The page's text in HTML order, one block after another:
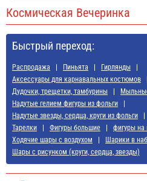
Космическая Вечеринка
Быстрый переход:
Распродажа Пиньята
Гирлянды
Аксессуары для карнавальных костюмов
Дудочки, трещетки, тамбурины
Надутые гелием фигуры из фольги
Надутые звезды, сердца, круги из фольги
Тарелки
Фигуры большие
фигуры на
Ходячие шары с воздухом
Шарики в
Шары с рисунком (круги, сердца, звезды)